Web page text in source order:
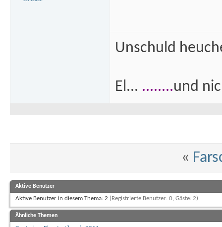
Unschuld
El... ........und
«
Aktive Benutzer
Aktive Benutzer in diesem Thema: 2 (Registrierte Benutzer: 0, Gäste: 2)
Ähnliche Themen